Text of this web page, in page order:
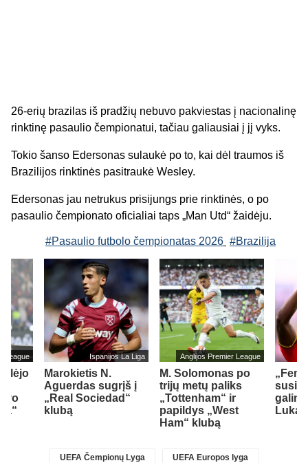
26-erių brazilas iš pradžių nebuvo pakviestas į nacionalinę
rinktinę pasaulio čempionatui, tačiau galiausiai į jį vyks.
Tokio šanso Edersonas sulaukė po to, kai dėl traumos iš
Brazilijos rinktinės pasitraukė Wesley.
Edersonas jau netrukus prisijungs prie rinktinės, o po
pasaulio čempionato oficialiai taps „Man Utd“ žaidėju.
#Pasaulio futbolo čempionatas 2026 #Brazilija
League Ispanijos La Liga
Marokietis N.
Aguerdas sugrįš į
„Real Sociedad“
klubą
Anglijos Premier League
M. Solomonas po
trijų metų paliks
„Tottenham“ ir
papildys „West
Ham“ klubą
UEFA Čempionų Lyga UEFA Europos lyga